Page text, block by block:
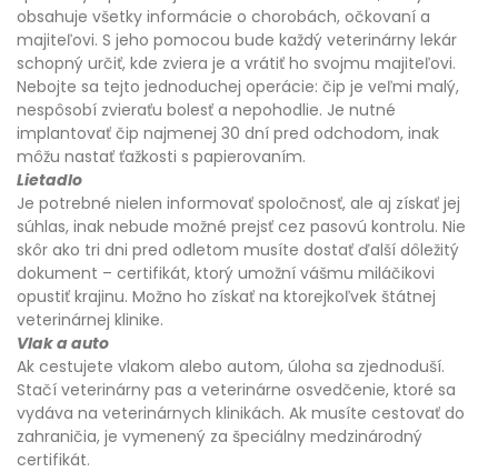
obsahuje všetky informácie o chorobách, očkovaní a
majiteľovi. S jeho pomocou bude každý veterinárny lekár
schopný určiť, kde zviera je a vrátiť ho svojmu majiteľovi.
Nebojte sa tejto jednoduchej operácie: čip je veľmi malý,
nespôsobí zvieraťu bolesť a nepohodlie. Je nutné
implantovať čip najmenej 30 dní pred odchodom, inak
môžu nastať ťažkosti s papierovaním.
Lietadlo
Je potrebné nielen informovať spoločnosť, ale aj získať jej
súhlas, inak nebude možné prejsť cez pasovú kontrolu. Nie
skôr ako tri dni pred odletom musíte dostať ďalší dôležitý
dokument – certifikát, ktorý umožní vášmu miláčikovi
opustiť krajinu. Možno ho získať na ktorejkoľvek štátnej
veterinárnej klinike.
Vlak a auto
Ak cestujete vlakom alebo autom, úloha sa zjednoduší.
Stačí veterinárny pas a veterinárne osvedčenie, ktoré sa
vydáva na veterinárnych klinikách. Ak musíte cestovať do
zahraničia, je vymenený za špeciálny medzinárodný
certifikát.